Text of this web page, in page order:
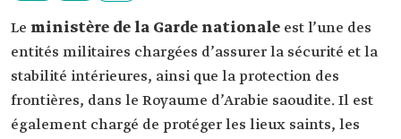
Le ministère de la Garde nationale est l’une des
entités militaires chargées d’assurer la sécurité et la
stabilité intérieures, ainsi que la protection des
frontières, dans le Royaume d’Arabie saoudite. Il est
également chargé de protéger les lieux saints, les